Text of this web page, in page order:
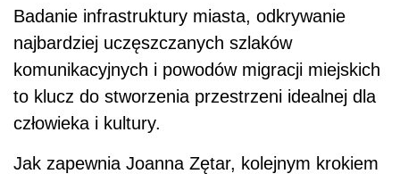
Badanie infrastruktury miasta, odkrywanie
najbardziej uczęszczanych szlaków
komunikacyjnych i powodów migracji miejskich
to klucz do stworzenia przestrzeni idealnej dla
człowieka i kultury.
Jak zapewnia Joanna Zętar, kolejnym krokiem